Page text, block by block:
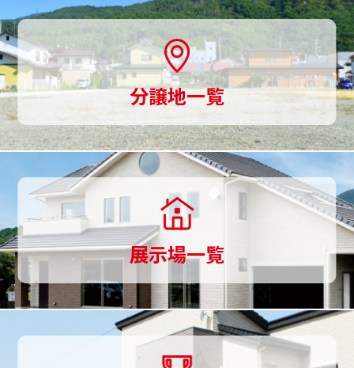
用
意、
土
地
探
し
ら
家
づ
く
分譲地一覧
展示場一覧